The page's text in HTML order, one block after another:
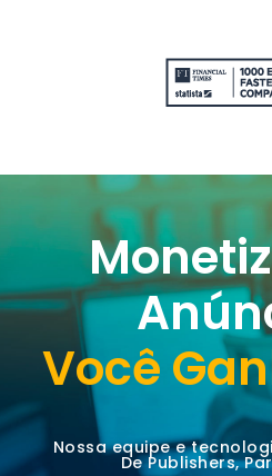
Você
Nossa equipe e
De Publishers,